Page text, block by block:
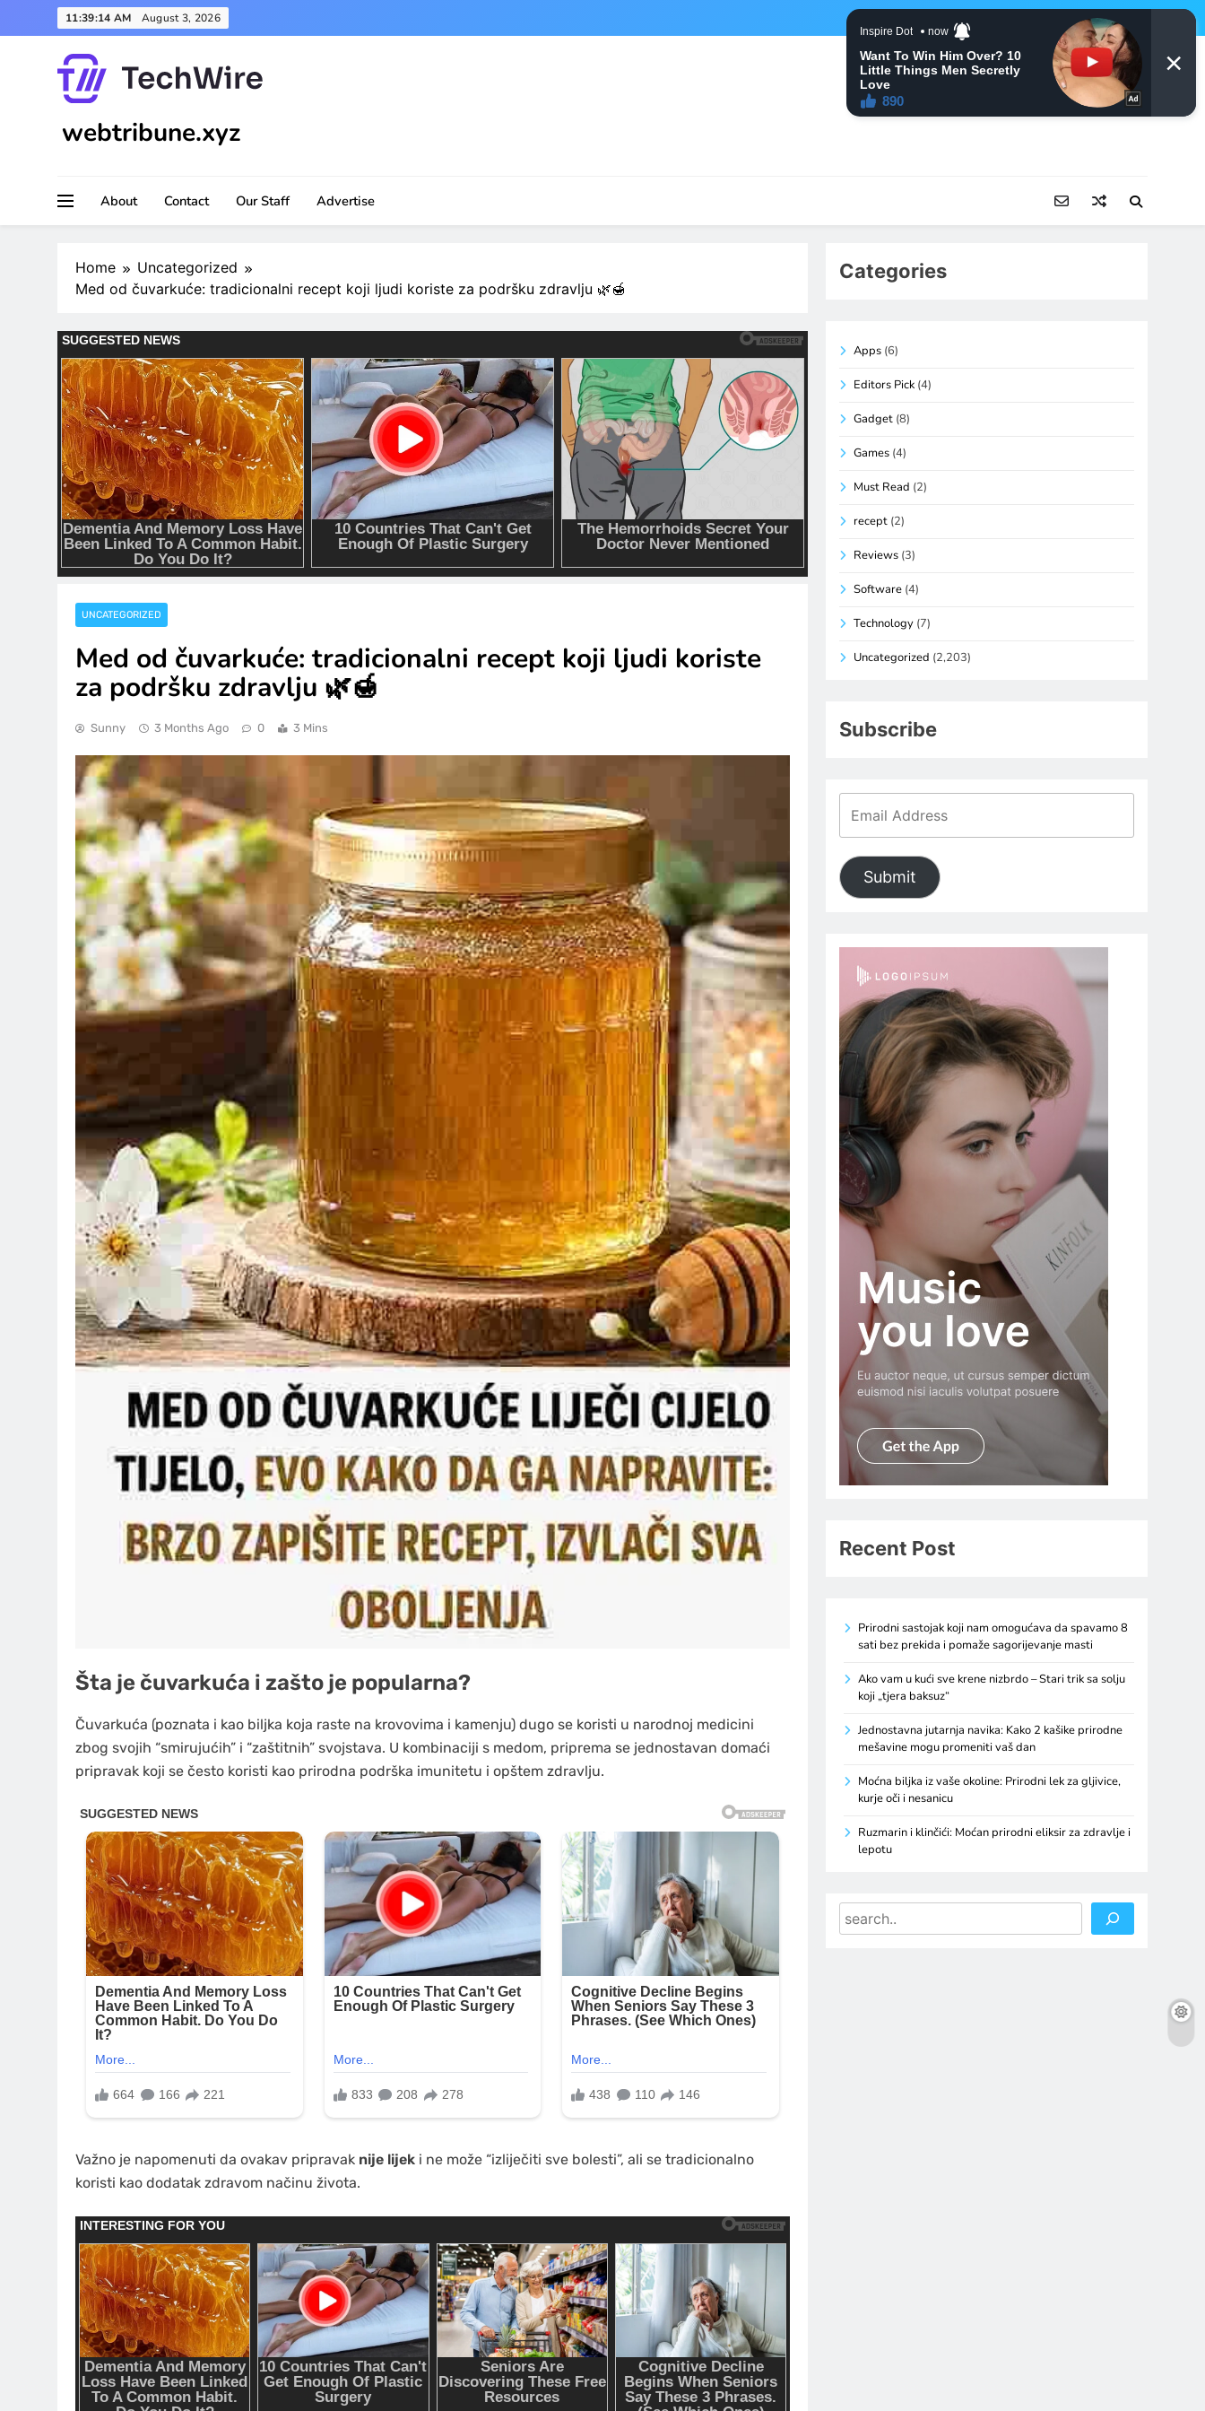
to
11:39:16 AM August 3, 2026
webtribune.xyz
About Contact Our Staff Advertise
Home
Uncategorized
Med od čuvarkuće: tradicionalni recept koji ljudi koriste za podršku zdravlju 🌿🍯
UNCATEGORIZED
Med od čuvarkuće: tradicionalni recept koji ljudi koriste
za podršku zdravlju 🌿🍯
Sunny 3 Months Ago 0 3 Mins
Šta je čuvarkuća i zašto je popularna?
Čuvarkuća (poznata i kao biljka koja raste na krovovima i kamenju) dugo se koristi u narodnoj medicini
zbog svojih “smirujućih” i “zaštitnih” svojstava. U kombinaciji s medom, priprema se jednostavan domaći
pripravak koji se često koristi kao prirodna podrška imunitetu i opštem zdravlju.
Važno je napomenuti da ovakav pripravak nije lijek i ne može “izliječiti sve bolesti”, ali se tradicionalno
koristi kao dodatak zdravom načinu života.
Categories
Apps (6)
Editors Pick (4)
Gadget (8)
Games (4)
Must Read (2)
recept (2)
Reviews (3)
Software (4)
Technology (7)
Uncategorized (2,203)
Subscribe
Submit
Recent Post
Prirodni sastojak koji nam omogućava da spavamo 8
sati bez prekida i pomaže sagorijevanje masti
Ako vam u kući sve krene nizbrdo – Stari trik sa solju
koji „tjera baksuz“
Jednostavna jutarnja navika: Kako 2 kašike prirodne
mešavine mogu promeniti vaš dan
Moćna biljka iz vaše okoline: Prirodni lek za gljivice,
kurje oči i nesanicu
Ruzmarin i klinčići: Moćan prirodni eliksir za zdravlje i
lepotu
Search